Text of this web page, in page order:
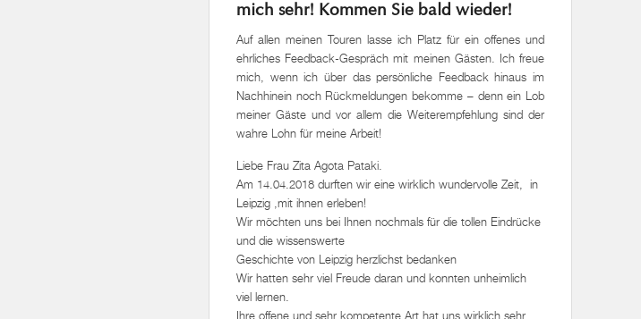
mich sehr! Kommen Sie bald wieder!
Auf allen meinen Touren lasse ich Platz für ein offenes und
ehrliches Feedback-Gespräch mit meinen Gästen. Ich freue
mich, wenn ich über das persönliche Feedback hinaus im
Nachhinein noch Rückmeldungen bekomme – denn ein Lob
meiner Gäste und vor allem die Weiterempfehlung sind der
wahre Lohn für meine Arbeit!
Liebe Frau Zita Agota Pataki.
Am 14.04.2018 durften wir eine wirklich wundervolle Zeit, in
Leipzig ,mit ihnen erleben!
Wir möchten uns bei Ihnen nochmals für die tollen Eindrücke
und die wissenswerte
Geschichte von Leipzig herzlichst bedanken
Wir hatten sehr viel Freude daran und konnten unheimlich
viel lernen.
Ihre offene und sehr kompetente Art hat uns wirklich sehr